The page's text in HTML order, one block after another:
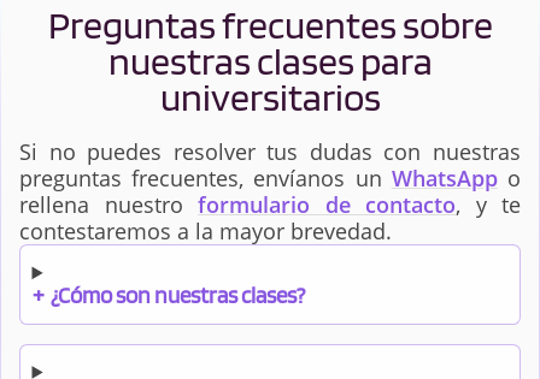
Preguntas frecuentes sobre
nuestras clases para
universitarios
Si no puedes resolver tus dudas con nuestras
preguntas frecuentes, envíanos un WhatsAppo
rellena nuestro formulario de contacto, y te
contestaremos a la mayor brevedad.
+ ¿Cómo son nuestras clases?